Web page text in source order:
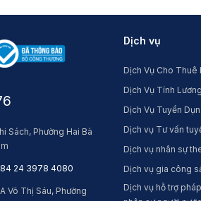
Sách, Phường Hai Bà
24 3978 4080
Võ Thị Sáu, Phường
Dịch vụ
Dịch Vụ Cho Thuê
Dịch Vụ Tính Lương
Dịch Vụ Tuyển
Dịch vụ Tư vấn
Dịch vụ nhân sự
Dịch vụ gia công
Dịch vụ hỗ trợ